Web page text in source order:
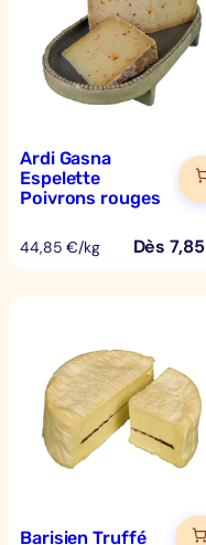
Ardi Gasna
Espelette
Poivrons rouges
44,85 €/kg Dès7,85
Barisien Truffé